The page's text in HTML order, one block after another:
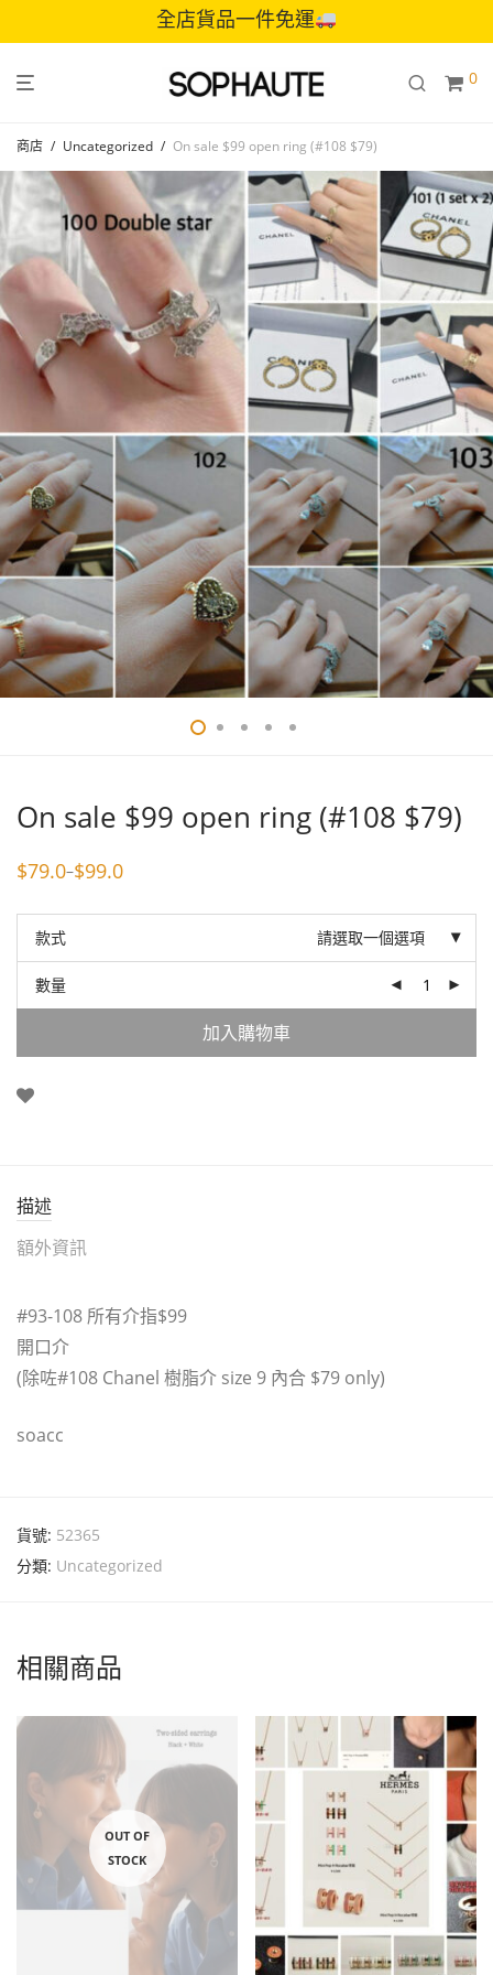
全店貨品一件免運
0
商店 / Uncategorized / On sale $99 open ring (#108 $79)
On sale $99 open ring (#108 $79)
$79.0–$99.0
Price
$99.0
款式 請選取一個選項
數量
加入購物車
描述
額外資訊
#93-108 所有介指$99
開口介
(除咗#108 Chanel 樹脂介 size 9 內合 $79 only)
soacc
貨號: 52365
分類: Uncategorized
相關商品